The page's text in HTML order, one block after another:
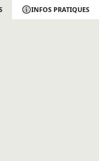
INFOS PRATIQUES